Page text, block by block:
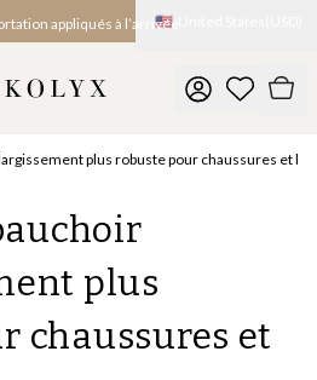
appliqués à l’arrivée
🇺🇸
plus robuste pour chaussures et
plus
chaussures et